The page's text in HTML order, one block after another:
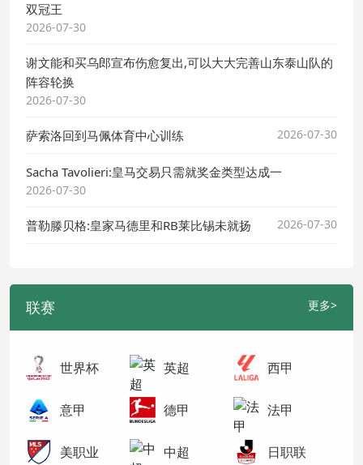
双冠王
2026-07-30
谢文能和买乌郎宣布伤愈复出,可以大大完善山东泰山队的
阵容轮换
2026-07-30
萨索洛回到马佩体育中心训练 2026-07-30
Sacha Tavolieri:皇马交易只需就奖金类型达成一
2026-07-30
普勒滕贝格:皇家马德里和RB莱比锡未就扬 2026-07-30
联赛 更多>
世界杯 英超 西甲
意甲 德甲 法甲
美职业 中超 日职联